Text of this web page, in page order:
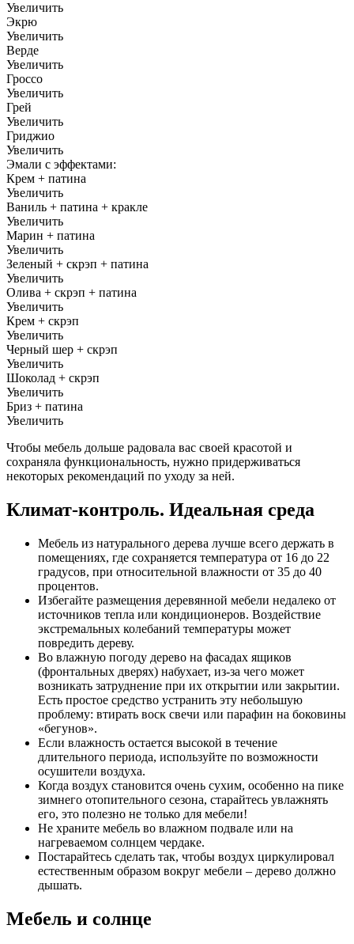
Увеличить
Экрю
Увеличить
Верде
Увеличить
Гроссо
Увеличить
Грей
Увеличить
Гриджио
Увеличить
Эмали с эффектами:
Крем + патина
Увеличить
Ваниль + патина + кракле
Увеличить
Марин + патина
Увеличить
Зеленый + скрэп + патина
Увеличить
Олива + скрэп + патина
Увеличить
Крем + скрэп
Увеличить
Черный шер + скрэп
Увеличить
Шоколад + скрэп
Увеличить
Бриз + патина
Увеличить
Чтобы мебель дольше радовала вас своей красотой и
сохраняла функциональность, нужно придерживаться
некоторых рекомендаций по уходу за ней.
Климат-контроль. Идеальная среда
Мебель из натурального дерева лучше всего держать в
помещениях, где сохраняется температура от 16 до 22
градусов, при относительной влажности от 35 до 40
процентов.
Избегайте размещения деревянной мебели недалеко от
источников тепла или кондиционеров. Воздействие
экстремальных колебаний температуры может
повредить дереву.
Во влажную погоду дерево на фасадах ящиков
(фронтальных дверях) набухает, из-за чего может
возникать затруднение при их открытии или закрытии.
Есть простое средство устранить эту небольшую
проблему: втирать воск свечи или парафин на боковины
«бегунов».
Если влажность остается высокой в течение
длительного периода, используйте по возможности
осушители воздуха.
Когда воздух становится очень сухим, особенно на пике
зимнего отопительного сезона, старайтесь увлажнять
его, это полезно не только для мебели!
Не храните мебель во влажном подвале или на
нагреваемом солнцем чердаке.
Постарайтесь сделать так, чтобы воздух циркулировал
естественным образом вокруг мебели – дерево должно
дышать.
Мебель и солнце